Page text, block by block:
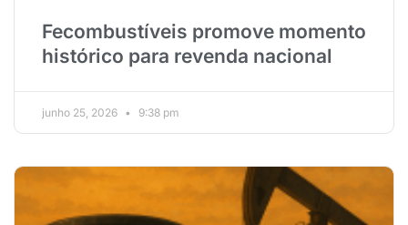
Fecombustíveis promove momento
histórico para revenda nacional
junho 25, 2026 9:38 pm